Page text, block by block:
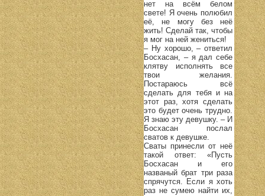
нет на всём белом
свете! Я очень полюбил
её, не могу без неё
жить! Сделай так, чтобы
я мог на ней жениться!
– Ну хорошо, – ответил
Босхасан, – я дал себе
клятву исполнять все
твои желания.
Постараюсь всё
сделать для тебя и на
этот раз, хотя сделать
это будет очень трудно.
Я знаю эту девушку. – И
Босхасан послал
сватов к девушке.
Сваты принесли от неё
такой ответ: «Пусть
Босхасан и его
названый брат три раза
спрячутся. Если я хоть
раз не сумею найти их,